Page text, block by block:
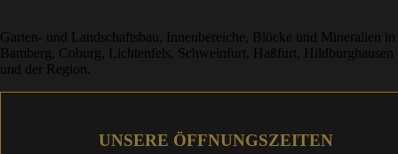
Garten- und Landschaftsbau, Innenbereiche, Blöcke und Mineralien in
Bamberg, Coburg, Lichtenfels, Schweinfurt, Haßfurt, Hildburghausen
und der Region.
UNSERE ÖFFNUNGSZEITEN